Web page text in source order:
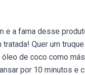
a fama desse
Quer um
de coco como
por 10 minutos e